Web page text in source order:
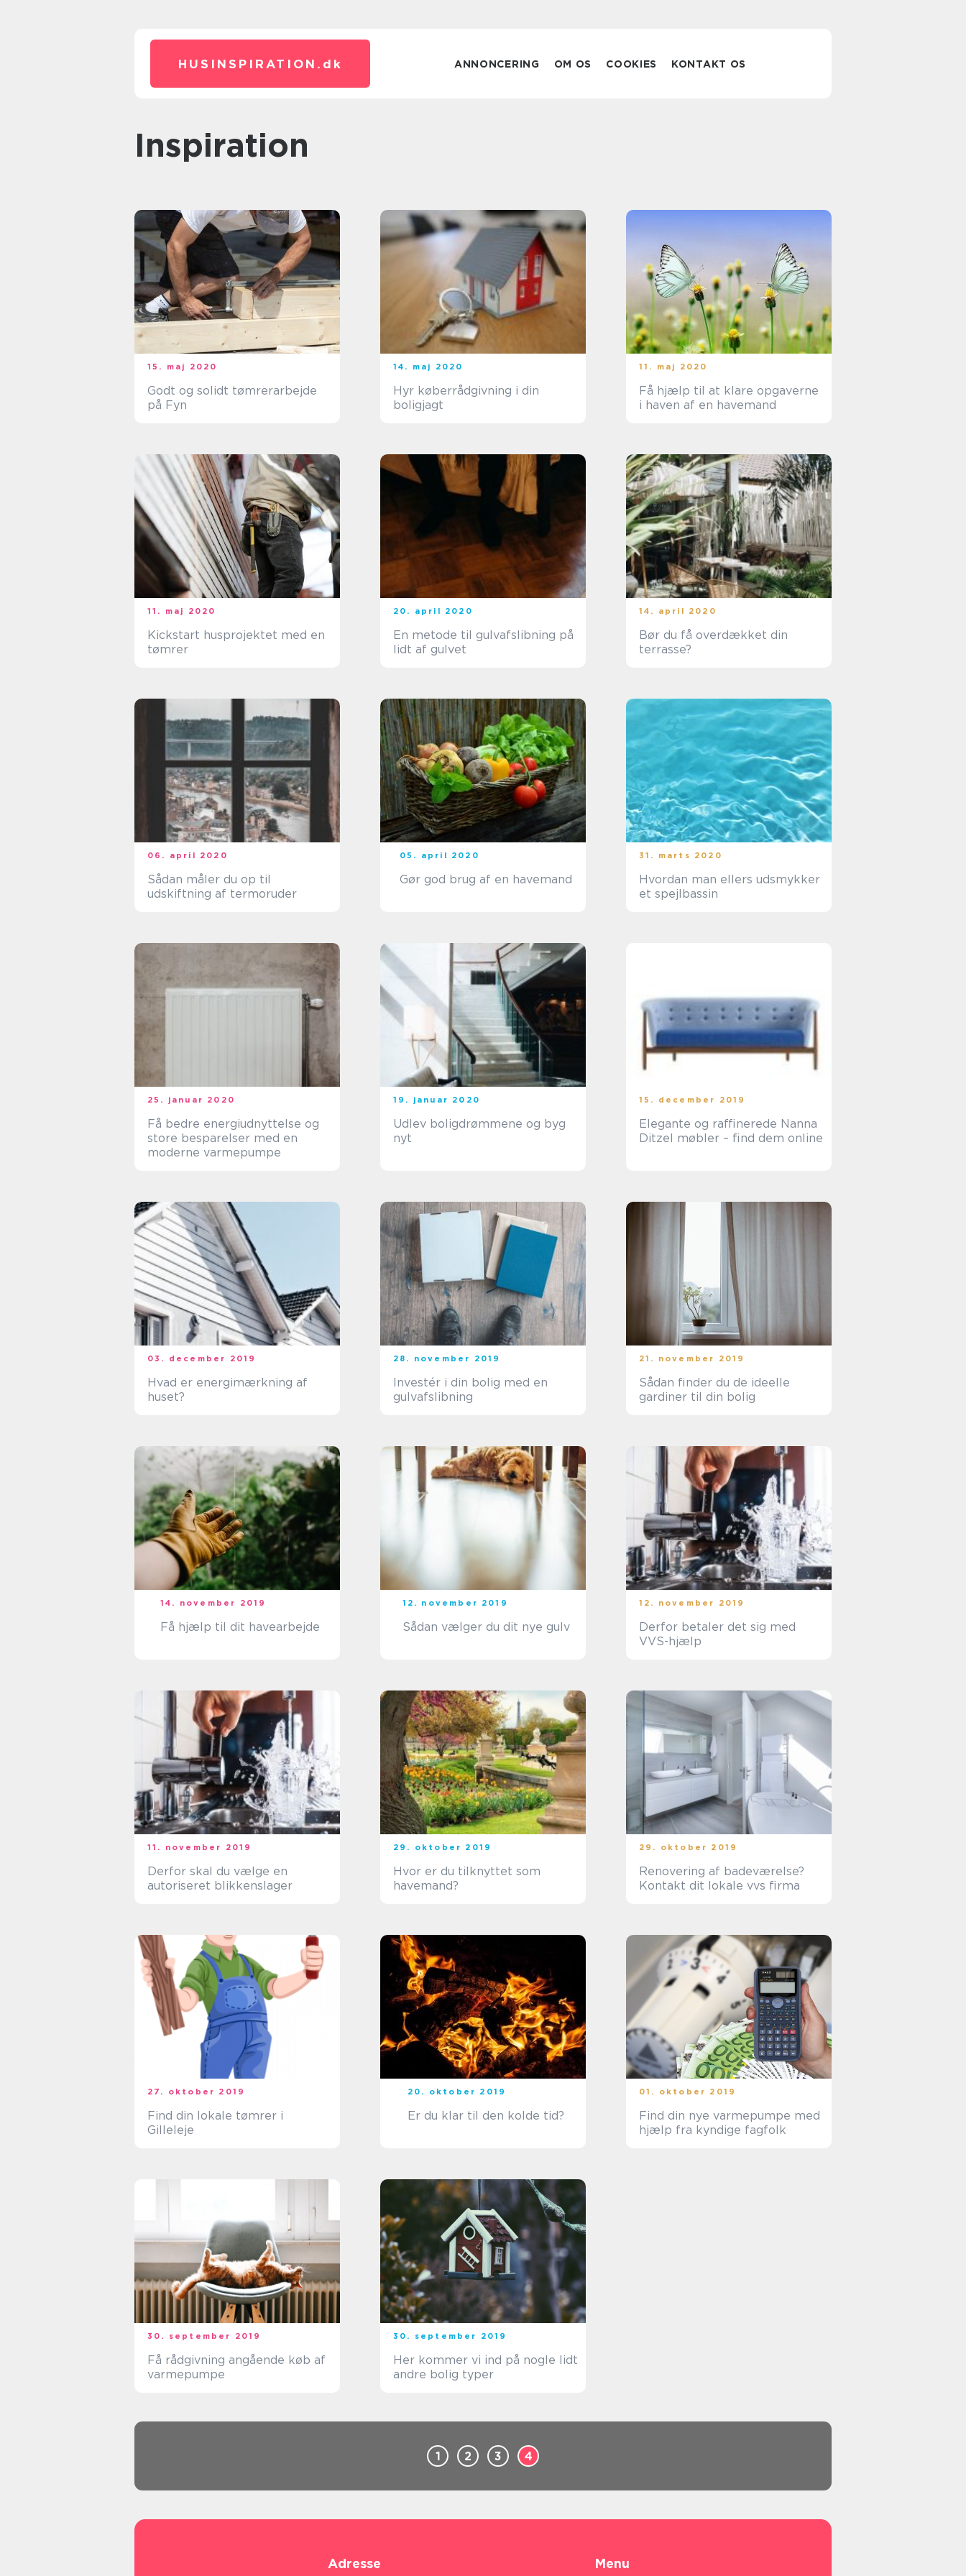
HUSINSPIRATION. dk ANNONCERING OM OS COOKIES KONTAKT OS
inspiration
15. maj 2020
Godt og solidt tømrerarbejde
på Fyn
14. maj 2020
Hyr køberrådgivning i din
boligjagt
11. maj 2020
Få hjælp til at klare opgaverne
i haven af en havemand
11. maj 2020
Kickstart husprojektet med en
tømrer
20. april 2020
En metode til gulvafslibning på
lidt af gulvet
14. april 2020
Bør du få overdækket din
terrasse?
06. april 2020
Sådan måler du op til
udskiftning af termoruder
05. april 2020
Gør god brug af en havemand
31. marts 2020
Hvordan man ellers udsmykker
et spejlbassin
25. januar 2020
Få bedre energiudnyttelse og
store besparelser med en
moderne varmepumpe
19. januar 2020
Udlev boligdrømmene og byg
nyt
15. december 2019
Elegante og raffinerede Nanna
Ditzel møbler – find dem online
03. december 2019
Hvad er energimærkning af
huset?
28. november 2019
Investér i din bolig med en
gulvafslibning
21. november 2019
Sådan finder du de ideelle
gardiner til din bolig
14. november 2019
Få hjælp til dit havearbejde
12. november 2019
Sådan vælger du dit nye gulv
12. november 2019
Derfor betaler det sig med
VVS-hjælp
11. november 2019
Derfor skal du vælge en
autoriseret blikkenslager
29. oktober 2019
Hvor er du tilknyttet som
havemand?
29. oktober 2019
Renovering af badeværelse?
Kontakt dit lokale vvs firma
27. oktober 2019
Find din lokale tømrer i
Gilleleje
20. oktober 2019
Er du klar til den kolde tid?
01. oktober 2019
Find din nye varmepumpe med
hjælp fra kyndige fagfolk
30. september 2019
Få rådgivning angående køb af
varmepumpe
30. september 2019
Her kommer vi ind på nogle lidt
andre bolig typer
1 2 3 4
Adresse Menu